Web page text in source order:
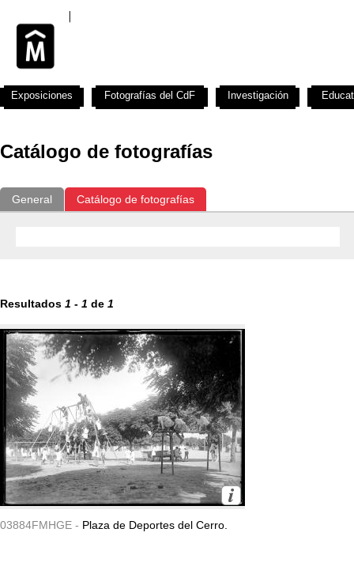
Catálogo de fotografías
General Catálogo de fotografías
Resultados 1 - 1 de 1
03884FMHGE - Plaza de Deportes del Cerro.
Exposiciones Fotografías del CdF Investigación